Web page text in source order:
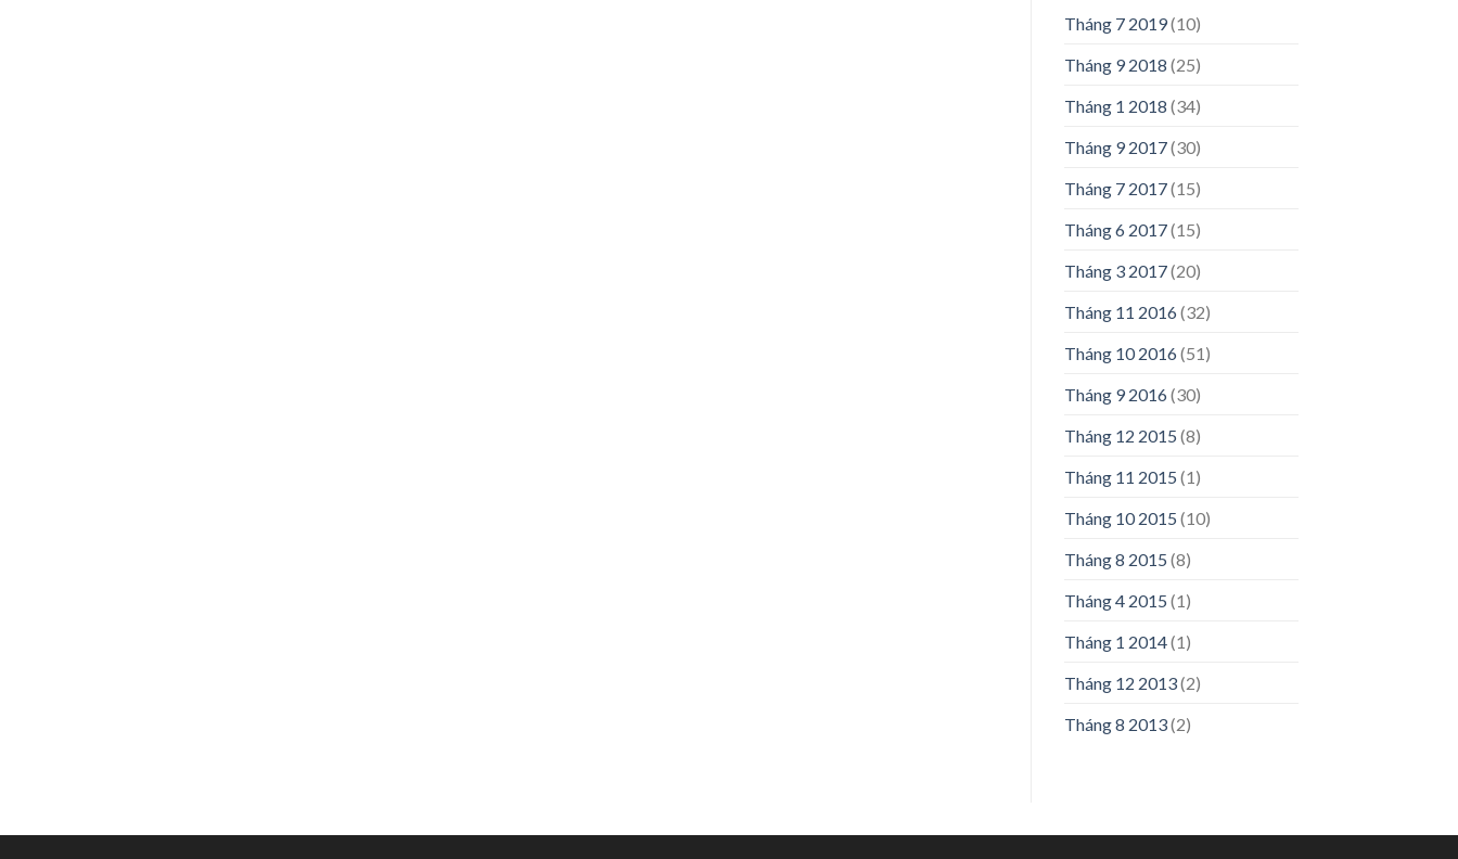
Tháng 7 2019(10)
Tháng 9 2018 (25)
Tháng 1 2018 (34)
Tháng 9 2017(30)
Tháng 7 2017(15)
Tháng 6 2017(15)
Tháng 3 2017(20)
Tháng 11 2016(32)
Tháng 10 2016(51)
Tháng 9 2016(30)
Tháng 12 2015 (8)
Tháng 11 2015 (1)
Tháng 10 2015 (10)
Tháng 8 2015 (8)
Tháng 4 2015 (1)
Tháng 1 2014(1)
Tháng 12 2013(2)
Tháng 8 2013(2)